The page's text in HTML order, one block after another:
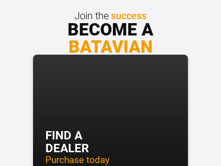
Join thesuccess
BECOME A
BATAVIAN
FIND A
DEALER
Purchase today